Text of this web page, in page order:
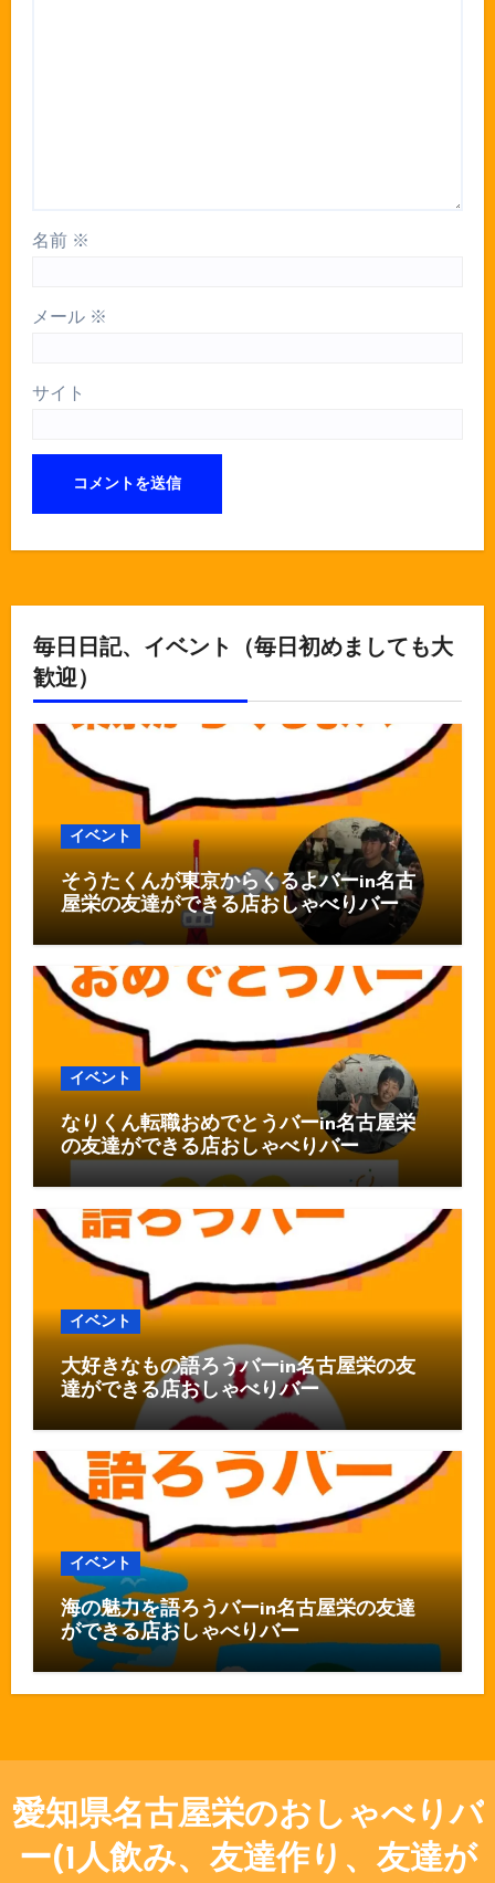
名前 ※
メール ※
サイト
毎日日記、イベント（毎日初めましても大
歓迎）
イベント
そうたくんが東京からくるよバーin名古
屋栄の友達ができる店おしゃべりバー
イベント
なりくん転職おめでとうバーin名古屋栄
の友達ができる店おしゃべりバー
イベント
大好きなもの語ろうバーin名古屋栄の友
達ができる店おしゃべりバー
イベント
海の魅力を語ろうバーin名古屋栄の友達
ができる店おしゃべりバー
愛知県名古屋栄のおしゃべりバ
ー(1人飲み、友達作り、友達が